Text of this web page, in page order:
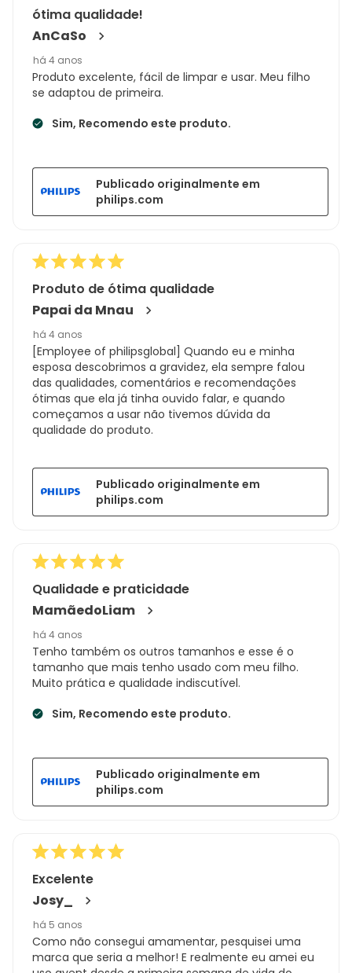
ótima qualidade!
AnCaSo
há 4 anos
Produto excelente, fácil de limpar e usar. Meu filho
se adaptou de primeira.
Sim, Recomendo este produto.
Publicado originalmente em
philips.com
Produto de ótima qualidade
Papai da Mnau
há 4 anos
[Employee of philipsglobal] Quando eu e minha
esposa descobrimos a gravidez, ela sempre falou
das qualidades, comentários e recomendações
ótimas que ela já tinha ouvido falar, e quando
começamos a usar não tivemos dúvida da
qualidade do produto.
Publicado originalmente em
philips.com
Qualidade e praticidade
MamãedoLiam
há 4 anos
Tenho também os outros tamanhos e esse é o
tamanho que mais tenho usado com meu filho.
Muito prática e qualidade indiscutível.
Sim, Recomendo este produto.
Publicado originalmente em
philips.com
Excelente
Josy_
há 5 anos
Como não consegui amamentar, pesquisei uma
marca que seria a melhor! E realmente eu amei eu